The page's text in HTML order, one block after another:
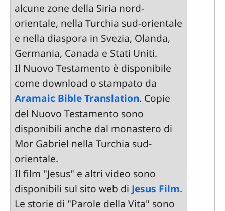
alcune zone della Siria nord-
orientale, nella Turchia sud-orientale
e nella diaspora in Svezia, Olanda,
Germania, Canada e Stati Uniti.
Il Nuovo Testamento è disponibile
come download o stampato da
Aramaic Bible Translation. Copie
del Nuovo Testamento sono
disponibili anche dal monastero di
Mor Gabriel nella Turchia sud-
orientale.
Il film "Jesus" e altri video sono
disponibili sul sito web di Jesus Film.
Le storie di "Parole della Vita" sono